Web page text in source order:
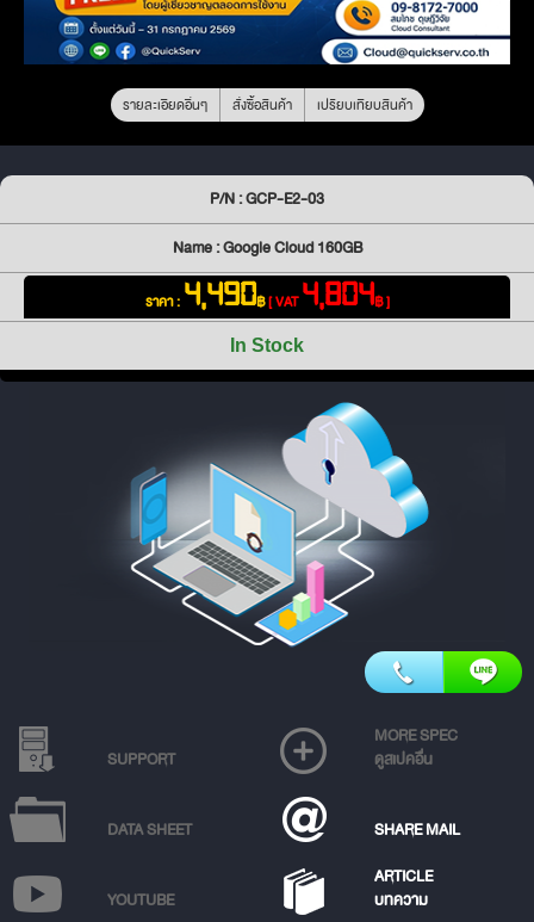
รายละเอียดอื่นๆ สั่งซื้อสินค้า เปรียบเทียบสินค้า
P/N : GCP-E2-03
Name : Google Cloud 160GB
ราคา : 4,490฿[ VAT4,804฿ ]
In Stock
SUPPORT
MORE SPEC
ดูสเปคอื่น
DATA SHEET SHARE MAIL
YOUTUBE
ARTICLE
บทความ